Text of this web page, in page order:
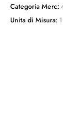
Categoria Merc:
Unita di Misura: